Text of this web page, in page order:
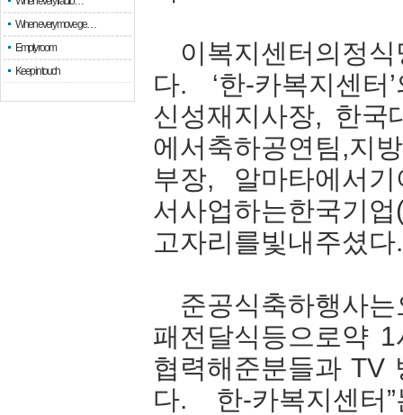
When every move ge…
Empty room
Keep in touch
이복지센터의정식
다. ‘한-카복지센터
신성재지사장, 한국
에서축하공연팀,지
부장, 알마타에서기
서사업하는한국기
고자리를빛내주셨
준공식축하행사는
패전달식등으로약
협력해준분들과 TV
다. 한-카복지센터”